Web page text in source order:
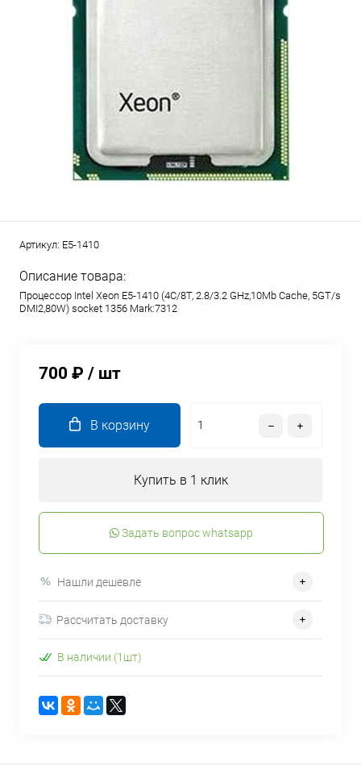
Артикул: E5-1410
Описание товара:
Процессор Intel Xeon E5-1410 (4C/8T, 2.8/3.2 GHz,10Mb Cache, 5GT/s
DMI2,80W) socket 1356 Mark:7312
700 ₽ / шт
В корзину
Купить в 1 клик
Задать вопрос whatsapp
Нашли дешевле
Рассчитать доставку
В наличии (1шт)